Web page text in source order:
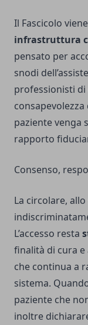
Il Fascicolo
infrastruttura
pensato per
snodi
professionisti
paziente venga
rapporto
Consenso,
La circolare,
L’accesso resta
finalità di cura e
che continua a
sistema.
paziente che
inoltre